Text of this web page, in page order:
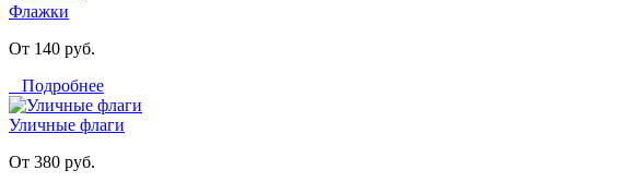
Флажки
От 140 руб.
Подробнее
Уличные флаги
От 380 руб.